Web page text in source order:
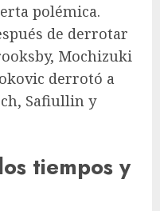
polémica.
de derrotar
Mochizuki
derrotó a
Safiullin y
tiempos y